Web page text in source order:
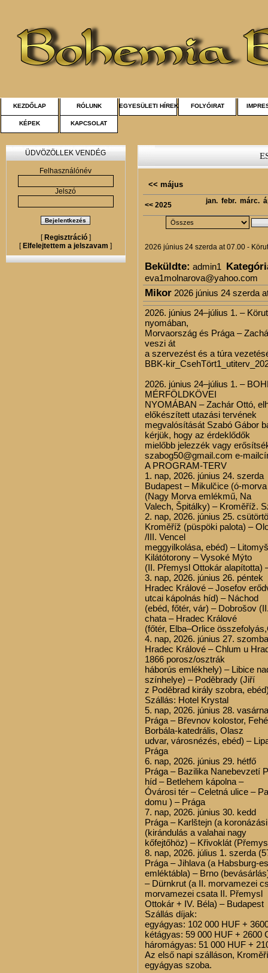
KEZDŐLAP RÓLUNK EGYESÜLETI HÍREK FOLYÓIRAT
KÉPEK KAPCSOLAT
<< május
<< 2025 jan. febr. márc.
2026 június 24 szerda at 07.00 -
Beküldte: admin1
eva1molnarova@yahoo.com
Mikor2026 június 24 szerda
2026. június 24–július 1. –
nyomában,
Morvaország és Prága –
veszi át
a szervezést és a túra
BBK-
2026. június 24–július 1. –
MÉRFÖLDKÖVEI
NYOMÁBAN – Zachár Ottó,
előkészített utazási tervének
megvalósítását Szabó Gábor
kérjük, hogy az érdeklődők
mielőbb jelezzék vagy
szabog50@gmail.com e-
A PROGRAM-TERV
1. nap, 2026. június 24. szerda
Budapest – Mikulčice (ó-
(Nagy Morva emlékmű, Na
Valech, Špitálky) – Kroměříž.
2. nap, 2026. június 25.
Kroměříž (püspöki palota) –
/III. Vencel
meggyilkolása, ebéd) –
Kilátótorony – Vysoké Mýto
(II. Přemysl Ottokár alapította)
3. nap, 2026. június 26. péntek
Hradec Králové – Josefov
utcai kápolnás híd) – Náchod
(ebéd, főtér, vár) – Dobrošov
chata – Hradec Králové
(főtér, Elba–Orlice
4. nap, 2026. június 27.
Hradec Králové – Chlum u
1866 porosz/osztrák
háborús emlékhely) – Libice
színhelye) – Poděbrady (Jiří
z Poděbrad király szobra,
Szállás: Hotel Krystal
5. nap, 2026. június 28.
Prága – Břevnov kolostor,
Borbála-katedrális, Olasz
udvar, városnézés, ebéd) –
Prága
6. nap, 2026. június 29. hétfő
Prága – Bazilika Nanebevzetí
híd – Betlehem kápolna –
Óvárosi tér – Celetná ulice –
domu ) – Prága
7. nap, 2026. június 30. kedd
Prága – Karlštejn (a
(kirándulás a valahai nagy
kőfejtőhöz) – Křivoklát
8. nap, 2026. július 1. szerda
Prága – Jihlava (a Habsburg-
emléktábla) – Brno
– Dürnkrut (a II. morvamezei
morvamezei csata II. Přemysl
Ottokár + IV. Béla) – Budapest
Szállás díjak:
egyágyas: 102 000 HUF +
kétágyas: 59 000 HUF + 2600
háromágyas: 51 000 HUF +
Az első napi szálláson,
egyágyas szoba.
ÜDVÖZÖLLEK VENDÉG
Felhasználónév
Jelszó
[ Regisztráció]
[ Elfelejtettem a jelszavam ]